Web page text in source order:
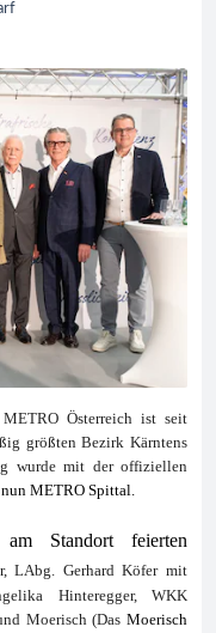
Österreich ist seit
größten Bezirk Kärntens
wurde mit der offiziellen
METRO Spittal.
Standort feierten
LAbg. Gerhard Köfer mit
Hinteregger, WKK
Moerisch (Das Moerisch